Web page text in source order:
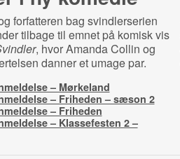
forfatteren bag svindlerserien
tilbage til emnet på komisk vis
, hvor Amanda Collin og
danner et umage par.
– Mørkeland
– Friheden – sæson 2
– Friheden
– Klassefesten 2 –